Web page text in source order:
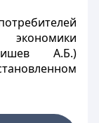
экономики
А.Б.)